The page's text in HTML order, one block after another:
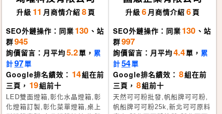
升級 11 月商情介紹 8 頁
SEO外鏈操作：同業 130 、站
群945
詢價留言：月平均5.2單， 累
計97單
Google排名績效： 14組在前
三頁， 19組前十
LED雙面燈箱,彰化水晶燈箱,彰
化燈箱訂製,彰化菜單燈箱,桌上
升級 6 月商情介紹 6 頁
SEO外鏈操作：同業 130 、站
群997
詢價留言：月平均4.4單， 累
計54單
Google排名績效： 8組在前
三頁， 8組前十
天然可可粉批發,帆船牌可可粉,
帆船牌可可粉25k,新北可可原料